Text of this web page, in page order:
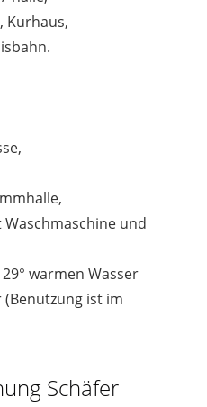
Kurhaus,
und
warmen Wasser
ist im
Schäfer